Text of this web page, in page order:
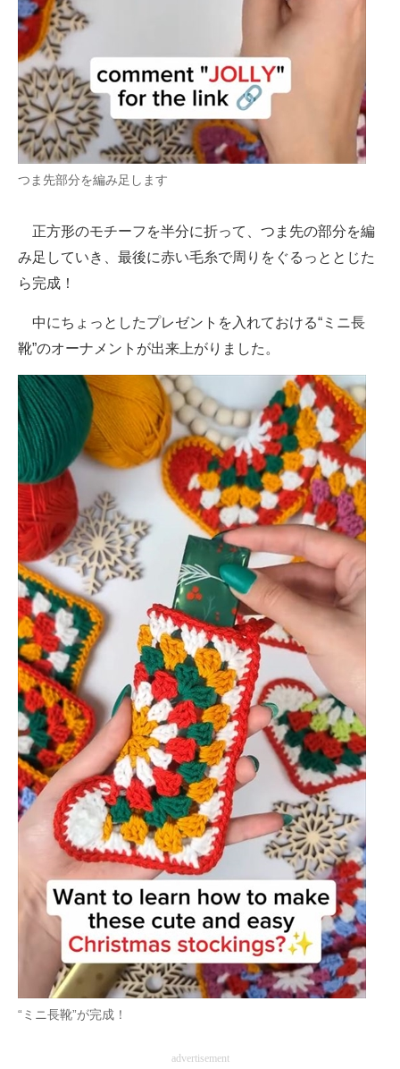
つま先部分を編み足します
正方形のモチーフを半分に折って、つま先の部分を編
み足していき、最後に赤い毛糸で周りをぐるっととじた
ら完成！
中にちょっとしたプレゼントを入れておける“ミニ長
靴”のオーナメントが出来上がりました。
“ミニ長靴”が完成！
advertisement